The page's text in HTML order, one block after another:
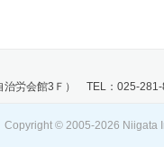
治労会館3Ｆ） TEL：025-
Copyright © 2005-2026 Niigata